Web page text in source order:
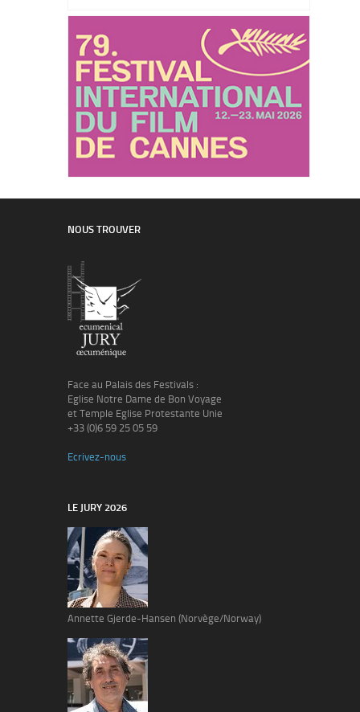
NOUS TROUVER
Face au Palais des Festivals :
Eglise Notre Dame de Bon Voyage
et Temple Eglise Protestante Unie
+33 (0)6 59 25 05 59
Ecrivez-nous
LE JURY 2026
Annette Gjerde-Hansen (Norvège/Norway)